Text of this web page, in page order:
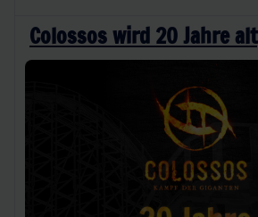
Colossos wird 20 Jahre alt